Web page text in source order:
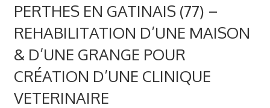
PERTHES EN GATINAIS (77) –
REHABILITATION D’UNE MAISON
& D’UNE GRANGE POUR
CRÉATION D’UNE CLINIQUE
VETERINAIRE